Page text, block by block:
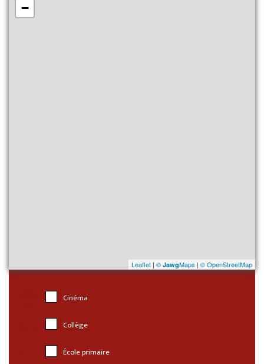
−
Leaflet | © JawgMaps | © OpenStreetMap
Cinéma
Collège
École primaire